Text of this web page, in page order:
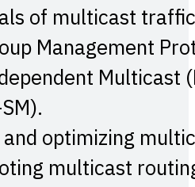
of multicast
Management
Multicast
optimizing
multicast